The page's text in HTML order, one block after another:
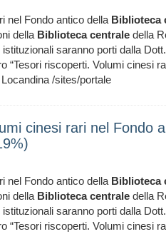
nel Fondo antico della Biblioteca
della Biblioteca centrale della
saranno porti dalla
“Tesori riscoperti. Volumi cinesi
/sites/portale
cinesi rari nel Fondo
nel Fondo antico della Biblioteca
della Biblioteca centrale della
saranno porti dalla
“Tesori riscoperti. Volumi cinesi